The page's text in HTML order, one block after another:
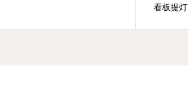
看板提灯